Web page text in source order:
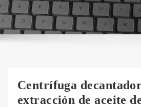
Centrífuga
extracción de aceite